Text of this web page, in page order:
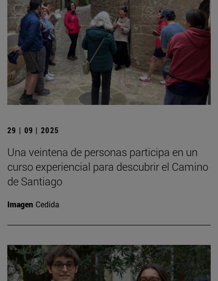
29 | 09 | 2025
Una veintena de personas participa en un
curso experiencial para descubrir el Camino
de Santiago
Imagen Cedida